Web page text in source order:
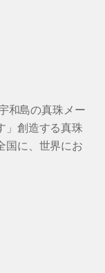
和島の真珠メー
」創造する真珠
国に、世界にお